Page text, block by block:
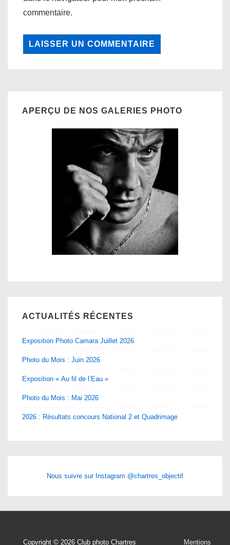
commentaire.
APERÇU DE NOS GALERIES PHOTO
ACTUALITÉS RÉCENTES
Exposition Photo Camara Juillet 2026
Photo du Mois : Juin 2026
Exposition « Au fil de l’Eau »
Photo du Mois : Mai 2026
2026 : Résultats concours National 2 et Quadrimage
Nous suivre sur Instagram @chartres_objectif
Copyright © 2026 Club photo Chartres Mentions